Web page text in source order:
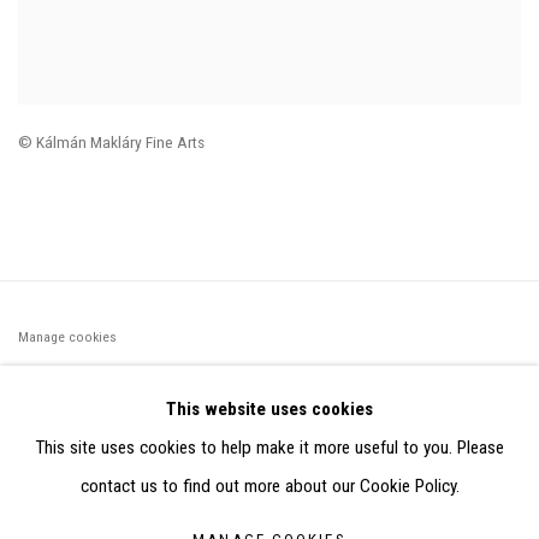
© Kálmán Makláry Fine Arts
Manage cookies
PARTIR DES DONNÉES COLLECTÉES PAR ELISABETH KLIMOFF
DE 2015 À 2019
SITE BY ARTLOGIC
This website uses cookies
This site uses cookies to help make it more useful to you. Please
contact us to find out more about our Cookie Policy.